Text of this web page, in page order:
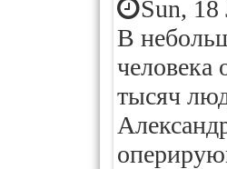
Sun, 18
В
человека
тысяч